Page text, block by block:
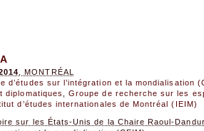
, MONTRÉAL
d’études sur l’intégration et la mondialisation
diplomatiques
,Groupe de recherche sur les
d’études internationales de Montréal (IEIM)
sur les États-Unis de la Chaire Raoul-